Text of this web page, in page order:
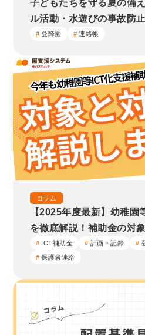
子どもたちを守る夏の備
ル活動・水遊びの事故防
登降園 連絡帳
コラム
【2025年度最新】幼稚園
を徹底解説！補助金の対
ICT補助金 計画・記録
保護者連絡